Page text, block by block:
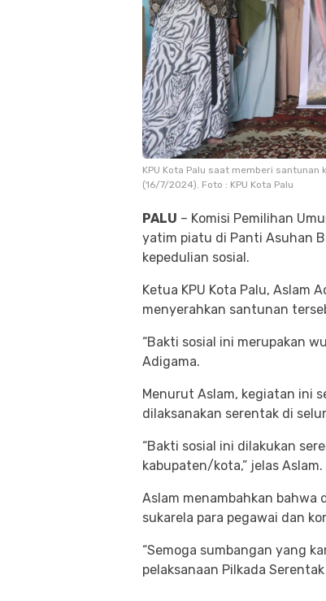
KPU Kota Palu saat memberi
(16/7/2024). Foto : KPU Kota Palu
PALU – Komisi Pemilihan
yatim piatu di Panti Asuhan
kepedulian sosial.
Ketua KPU Kota Palu, Aslam
menyerahkan santunan
“Bakti sosial ini merupakan
Adigama.
Menurut Aslam, kegiatan ini
dilaksanakan serentak di
“Bakti sosial ini dilakukan
kabupaten/kota,” jelas Aslam.
Aslam menambahkan bahwa
sukarela para pegawai dan
“Semoga sumbangan yang
pelaksanaan Pilkada